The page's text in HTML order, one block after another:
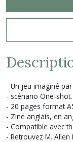
- Un jeu imaginé par
- scénario One-shot.
- 20 pages format
- Zine anglais, en
- Compatible avec
- Retrouvez M. Allen